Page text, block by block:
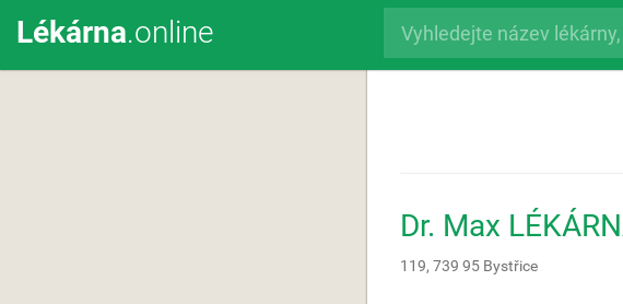
Lékárna.online
Dr. Max
119, 739 95 Bystřice